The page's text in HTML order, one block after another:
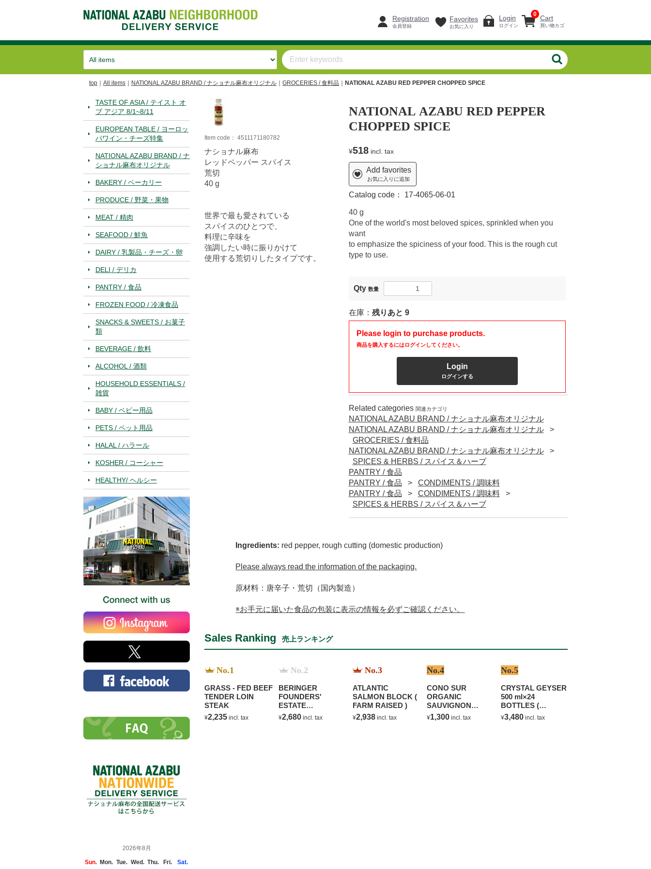
Cart
買い物カゴ
0
Registration
会員登録
Favorites
お気に入り
Login
ログイン
top All items NATIONAL AZABU BRAND / ナショナル麻布オリジナル GROCERIES / 食料品 NATIONAL AZABU RED PEPPER CHOPPED SPICE
TASTE OF ASIA / テイスト オ
ブ アジア 8/1~8/11
EUROPEAN TABLE / ヨーロッ
パワイン・チーズ特集
NATIONAL AZABU BRAND / ナ
ショナル麻布オリジナル
BAKERY / ベーカリー
PRODUCE / 野菜・果物
MEAT / 精肉
SEAFOOD / 鮮魚
DAIRY / 乳製品・チーズ・卵
DELI / デリカ
PANTRY / 食品
FROZEN FOOD / 冷凍食品
SNACKS & SWEETS / お菓子
類
BEVERAGE / 飲料
ALCOHOL / 酒類
HOUSEHOLD ESSENTIALS /
雑貨
BABY / ベビー用品
PETS / ペット用品
HALAL / ハラール
KOSHER / コーシャー
HEALTHY/ ヘルシー
2026年8月
Sun. Mon. Tue. Wed. Thu. Fri.
Sat.
NATIONAL AZABU RED PEPPER
CHOPPED SPICE
¥518incl. tax
Add favorites
お気に入りに追加
Catalog code： 17-4065-06-01
40 g
One of the world's most beloved spices, sprinkled when you
want
to emphasize the spiciness of your food. This is the rough cut
type to use.
Qty 数量
在庫： 残りあと 9
Please login to purchase products.
商品を購入するにはログインしてください。
Login
ログインする
Item code： 4511171180782
ナショナル麻布
レッドペッパー スパイス
荒切
40 g
世界で最も愛されている
スパイスのひとつで、
料理に辛味を
強調したい時に振りかけて
使用する荒切りしたタイプです。
Related categories 関連カテゴリ
NATIONAL AZABU BRAND / ナショナル麻布オリジナル
NATIONAL AZABU BRAND / ナショナル麻布オリジナル
GROCERIES / 食料品
NATIONAL AZABU BRAND / ナショナル麻布オリジナル
SPICES & HERBS / スパイス＆ハーブ
PANTRY / 食品
PANTRY / 食品
CONDIMENTS / 調味料
PANTRY / 食品
CONDIMENTS / 調味料
SPICES & HERBS / スパイス＆ハーブ
Ingredients: red pepper, rough cutting (domestic production)
Please always read the information of the packaging.
原材料：唐辛子・荒切（国内製造）
※お手元に届いた食品の包装に表示の情報を必ずご確認ください。
Sales Ranking 売上ランキング
No.1
GRASS - FED BEEF
TENDER LOIN
STEAK
¥2,235 incl. tax
No.2
BERINGER
FOUNDERS'
ESTATE
CHARDONNAY
¥2,680 incl. tax
No.3
ATLANTIC
SALMON BLOCK (
FARM RAISED )
¥2,938 incl. tax
No.4
CONO SUR
ORGANIC
SAUVIGNON
BLANC
¥1,300 incl. tax
No.5
CRYSTAL GEYSER
500 ml×24
BOTTLES (
NATURAL
MINERAL WATER )
¥3,480 incl. tax